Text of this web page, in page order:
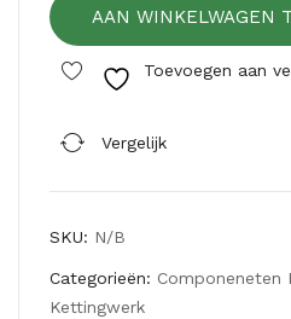
RVS,
ALI
aantal
AAN WINKELWAGEN
Toevoegen aan
Vergelijk
SKU: N/B
Categorieën: Componeneten
Kettingwerk